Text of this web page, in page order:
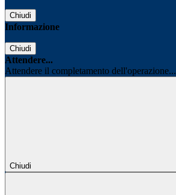
Chiudi
Informazione
Chiudi
Attendere...
Attendere il completamento dell'operazione...
Chiudi